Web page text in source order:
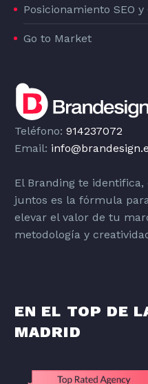
Posicionamiento SEO y
Go to Market
Teléfono: 914237072
Email:
El Branding te
juntos es la fórmula
elevar el valor de tu
metodología y
EN EL TOP DE
MADRID